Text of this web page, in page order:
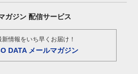
ガジン 配信サービス
新情報をいち早くお届け！
DATA メールマガジン